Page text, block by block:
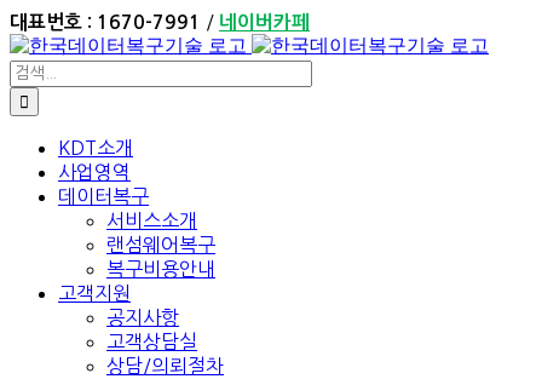
Skip
to
content
대표번호 : 1670-7991 / 네이버카페
검
색:
KDT소개
사업영역
데이터복구
서비스소개
랜섬웨어복구
복구비용안내
고객지원
공지사항
고객상담실
상담/의뢰절차